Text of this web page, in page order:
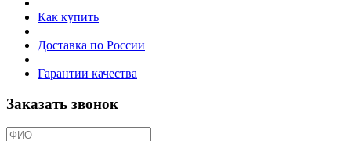
Как купить
Доставка по России
Гарантии качества
Заказать звонок